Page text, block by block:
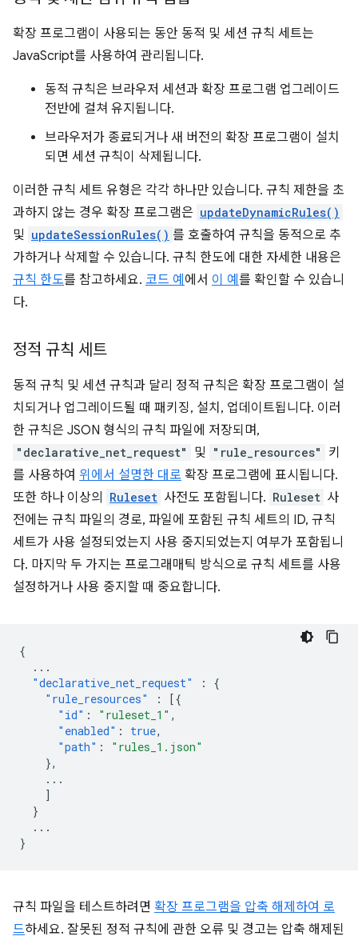
확장 프로그램이 사용되는 동안 동적 및 세션 규칙 세트는
JavaScript를 사용하여 관리됩니다.
동적 규칙은 브라우저 세션과 확장 프로그램 업그레이드
전반에 걸쳐 유지됩니다.
브라우저가 종료되거나 새 버전의 확장 프로그램이 설치
되면 세션 규칙이 삭제됩니다.
이러한 규칙 세트 유형은 각각 하나만 있습니다. 규칙 제한을 초
과하지 않는 경우 확장 프로그램은 updateDynamicRules()
및 updateSessionRules() 를 호출하여 규칙을 동적으로 추
가하거나 삭제할 수 있습니다. 규칙 한도에 대한 자세한 내용은
규칙 한도를 참고하세요. 코드 예 에서 이 예 를 확인할 수 있습니
다.
정적 규칙 세트
동적 규칙 및 세션 규칙과 달리 정적 규칙은 확장 프로그램이 설
치되거나 업그레이드될 때 패키징, 설치, 업데이트됩니다. 이러
한 규칙은 JSON 형식의 규칙 파일에 저장되며,
"declarative_net_request" 및 "rule_resources"
키
를 사용하여 위에서 설명한 대로 확장 프로그램에 표시됩니다.
또한 하나 이상의
Ruleset 사전도 포함됩니다. Ruleset 사
전에는 규칙 파일의 경로, 파일에 포함된 규칙 세트의 ID, 규칙
세트가 사용 설정되었는지 사용 중지되었는지 여부가 포함됩니
다. 마지막 두 가지는 프로그래매틱 방식으로 규칙 세트를 사용
설정하거나 사용 중지할 때 중요합니다.
{
...
"declarative_net_request"
:
{
"rule_resources"
:
[{
"id" : "ruleset_1" ,
"enabled" : true,
"path" :
"rules_1.json"
},
...
]
}
...
}
규칙 파일을 테스트하려면 확장 프로그램을 압축 해제하여 로
드하세요. 잘못된 정적 규칙에 관한 오류 및 경고는 압축 해제된